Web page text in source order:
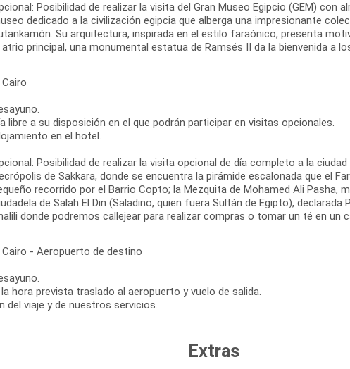
Posibilidad de realizar la visita del Gran Museo Egipcio (GEM) con
dedicado a la civilización egipcia que alberga una impresionante
Su arquitectura, inspirada en el estilo faraónico, presenta
atrio principal, una monumental estatua de Ramsés II da la bienvenida a
Cairo
libre a su disposición en el que podrán participar en visitas opcionales.
en el hotel.
Posibilidad de realizar la visita opcional de día completo a la
de Sakkara, donde se encuentra la pirámide escalonada que el
recorrido por el Barrio Copto; la Mezquita de Mohamed Ali Pasha,
de Salah El Din (Saladino, quien fuera Sultán de Egipto),
donde podremos callejear para realizar compras o tomar un té en un
Cairo - Aeropuerto de destino
hora prevista traslado al aeropuerto y vuelo de salida.
del viaje y de nuestros servicios.
Extras